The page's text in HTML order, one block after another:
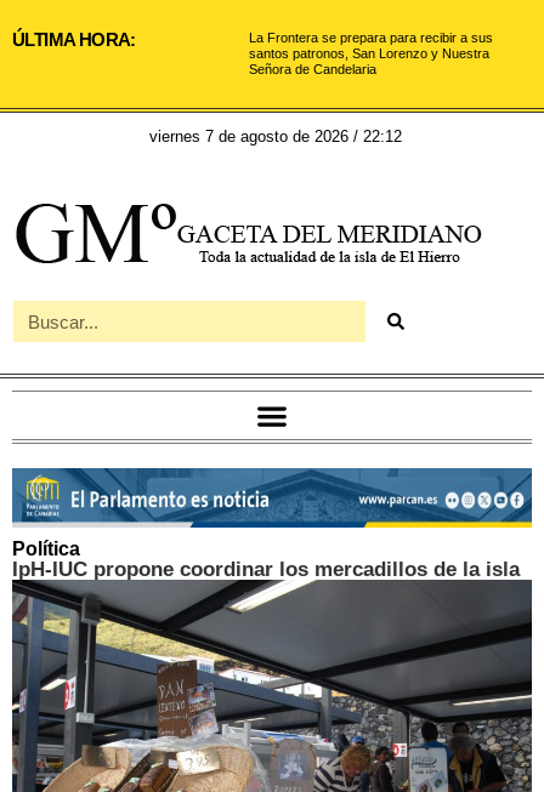
ÚLTIMA HORA:
La Frontera se prepara para recibir a sus
santos patronos, San Lorenzo y Nuestra
Señora de Candelaria
viernes 7 de agosto de 2026 / 22:12
Política
IpH-IUC propone coordinar los mercadillos de la isla